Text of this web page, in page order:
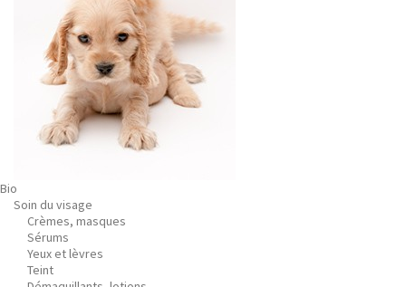
Bio
Soin du visage
Crèmes, masques
Sérums
Yeux et lèvres
Teint